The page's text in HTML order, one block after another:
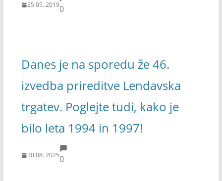
25.05. 20190
Danes je na sporedu že 46.
izvedba prireditve Lendavska
trgatev. Poglejte tudi, kako je
bilo leta 1994 in 1997!
30.08. 20250